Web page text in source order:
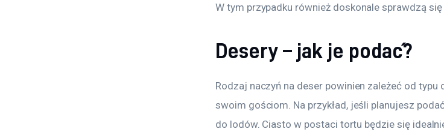
W tym przypadku również doskonale sprawdzą
Desery – jak je podać?
Rodzaj naczyń na deser powinien zależeć od
swoim gościom. Na przykład, jeśli planujesz
do lodów. Ciasto w postaci tortu będzie się